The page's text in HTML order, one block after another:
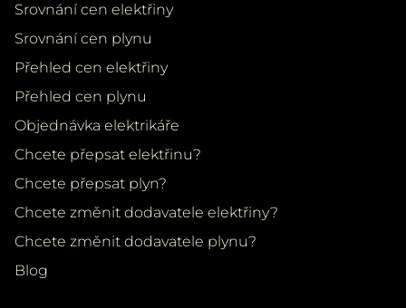
Srovnání cen elektřiny
Srovnání cen plynu
Přehled cen elektřiny
Přehled cen plynu
Objednávka elektrikáře
Chcete přepsat elektřinu?
Chcete přepsat plyn?
Chcete změnit dodavatele elektřiny?
Chcete změnit dodavatele plynu?
Blog